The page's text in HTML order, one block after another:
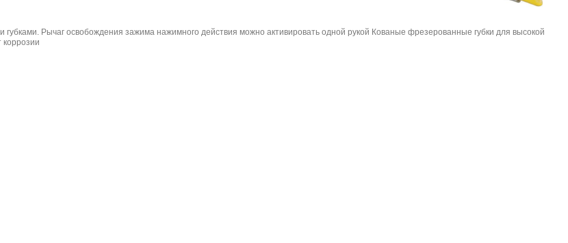
Рычаг освобождения зажима нажимного действия можно активировать одной рукой Кованые фрезерованные губки для высокой